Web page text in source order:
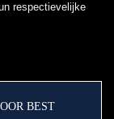
respectievelijke
BEST